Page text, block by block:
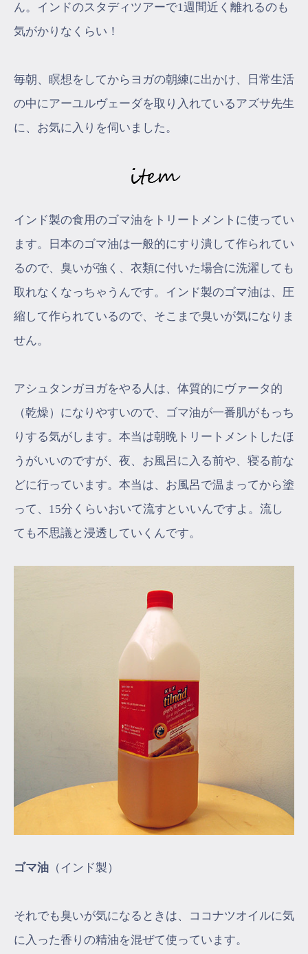
ん。インドのスタディツアーで1週間近く離れるのも
気がかりなくらい！
毎朝、瞑想をしてからヨガの朝練に出かけ、日常生活
の中にアーユルヴェーダを取り入れているアズサ先生
に、お気に入りを伺いました。
インド製の食用のゴマ油をトリートメントに使ってい
ます。日本のゴマ油は一般的にすり潰して作られてい
るので、臭いが強く、衣類に付いた場合に洗濯しても
取れなくなっちゃうんです。インド製のゴマ油は、圧
縮して作られているので、そこまで臭いが気になりま
せん。
アシュタンガヨガをやる人は、体質的にヴァータ的
（乾燥）になりやすいので、ゴマ油が一番肌がもっち
りする気がします。本当は朝晩トリートメントしたほ
うがいいのですが、夜、お風呂に入る前や、寝る前な
どに行っています。本当は、お風呂で温まってから塗
って、15分くらいおいて流すといいんですよ。流し
ても不思議と浸透していくんです。
ゴマ油 （インド製）
それでも臭いが気になるときは、ココナツオイルに気
に入った香りの精油を混ぜて使っています。